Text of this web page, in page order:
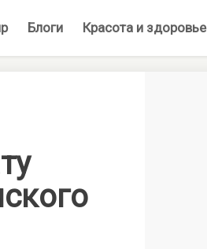
Блоги Красота и здоровье